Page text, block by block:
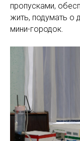
пропусками,
жить, подумать о
мини-городок.